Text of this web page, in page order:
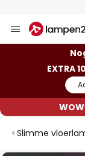
naar
EXTRA
Slimme